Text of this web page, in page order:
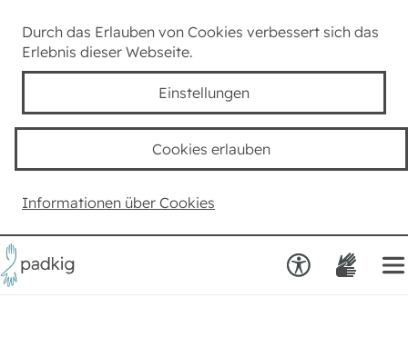
Durch das Erlauben von Cookies verbessert sich das
Erlebnis dieser Webseite.
Einstellungen
Informationen über Cookies
Cookies erlauben
Taube Kultur
Kids
Haben Sie einen Vorschlag?